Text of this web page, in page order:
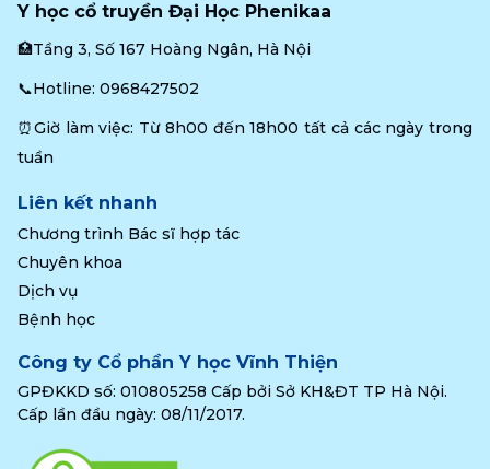
Y học cổ truyền Đại Học Phenikaa
🏥Tầng 3, Số 167 Hoàng Ngân, Hà Nội
📞Hotline: 0968427502
⏰Giờ làm việc: Từ 8h00 đến 18h00 tất cả các ngày trong
tuần
Liên kết nhanh
Chương trình Bác sĩ hợp tác
Chuyên khoa
Dịch vụ
Bệnh học
Công ty Cổ phần Y học Vĩnh Thiện
GPĐKKD số: 010805258 Cấp bởi Sở KH&ĐT TP Hà Nội.
Cấp lần đầu ngày: 08/11/2017.